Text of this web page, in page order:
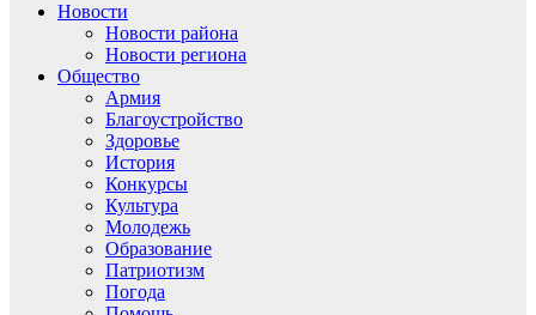
Новости
Новости района
Новости региона
Общество
Армия
Благоустройство
Здоровье
История
Конкурсы
Культура
Молодежь
Образование
Патриотизм
Погода